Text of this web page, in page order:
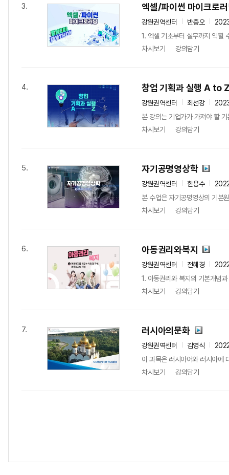
3. 엑셀/파이썬 마이크로
강원권역센터 반종오
1. 엑셀 기초부터 실무까지 익힐
차시보기
강의담기
4. 창업 기획과 실행 A to
강원권역센터 최선강
본 강의는 기업가가 가져야 할
차시보기
강의담기
5. 자기공명영상학
강원권역센터 한용수
본 수업은 자기공명영상의 기본
차시보기
강의담기
6. 아동권리와복지
강원권역센터 전혜경
1. 아동권리와 복지의 기본개념
차시보기
강의담기
7. 러시아의문화
강원권역센터 김영식
이 과목은 러시아어와 러시아에
차시보기
강의담기